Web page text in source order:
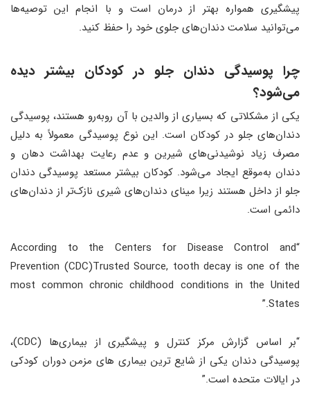
پیشگیری همواره بهتر از درمان است و با انجام این توصیه‌ها
می‌توانید سلامت دندان‌های جلوی خود را حفظ کنید.
چرا پوسیدگی دندان جلو در کودکان بیشتر دیده
می‌شود؟
یکی از مشکلاتی که بسیاری از والدین با آن روبه‌رو هستند، پوسیدگی
دندان‌های جلو در کودکان است. این نوع پوسیدگی معمولاً به دلیل
مصرف زیاد نوشیدنی‌های شیرین و عدم رعایت بهداشت دهان و
دندان به‌موقع ایجاد می‌شود. کودکان بیشتر مستعد پوسیدگی دندان
جلو از داخل هستند زیرا مینای دندان‌های شیری نازک‌تر از دندان‌های
دائمی است.
“According to the Centers for Disease Control and
Prevention (CDC)Trusted Source, tooth decay is one of the
most common chronic childhood conditions in the United
States.”
“بر اساس گزارش مرکز کنترل و پیشگیری از بیماری‌ها (CDC)،
پوسیدگی دندان یکی از شایع ترین بیماری های مزمن دوران کودکی
در ایالات متحده است.”